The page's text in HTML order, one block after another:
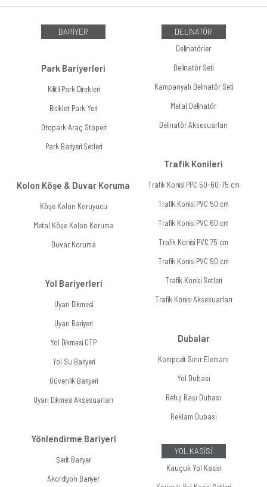
BARİYER
Park Bariyerleri
Kilitli Park Direkleri
Bisiklet Park Yeri
Otopark Araç Stoperi
Park Bariyeri Setleri
Kolon Köşe & Duvar Koruma
Köşe Kolon Koruyucu
Metal Köşe Kolon Koruma
Duvar Koruma
Yol Bariyerleri
Uyarı Dikmesi
Uyarı Bariyeri
Yol Dikmesi CTP
Yol Su Bariyeri
Güvenlik Bariyeri
Uyarı Dikmesi Aksesuarları
Yönlendirme Bariyeri
Şerit Bariyer
Akordiyon Bariyer
DELİNATÖR
Delinatörler
Delinatör Seti
Kampanyalı Delinatör Seti
Metal Delinatör
Delinatör Aksesuarları
Trafik Konileri
Trafik Konisi PPC 50-60-75 cm
Trafik Konisi PVC 50 cm
Trafik Konisi PVC 60 cm
Trafik Konisi PVC 75 cm
Trafik Konisi PVC 90 cm
Trafik Konisi Setleri
Trafik Konisi Aksesuarları
Dubalar
Kompozit Sınır Elemanı
Yol Dubası
Refuj Başı Dubası
Reklam Dubası
YOL KASİSİ
Kauçuk Yol Kasisi